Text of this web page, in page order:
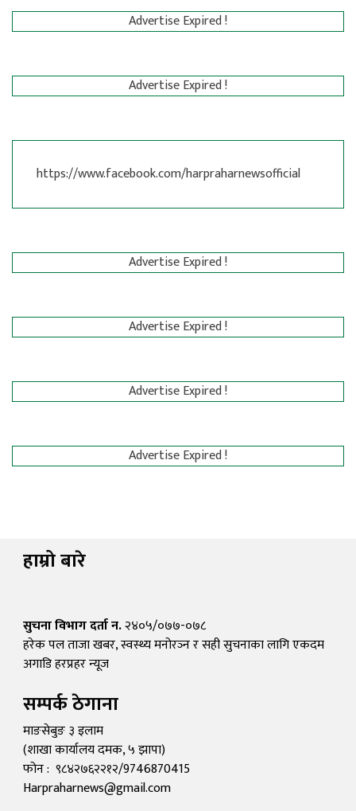
Advertise Expired !
Advertise Expired !
https://www.facebook.com/harpraharnewsofficial
Advertise Expired !
Advertise Expired !
Advertise Expired !
Advertise Expired !
हाम्रो बारे
सुचना विभाग दर्ता न.२४०५/०७७-०७८
हरेक पल ताजा खबर, स्वस्थ्य मनोरञ्न र सही सुचनाका लागि एकदम
अगाडि हरप्रहर न्यूज
सम्पर्क ठेगाना
माङसेबुङ ३ इलाम
(शाखा कार्यालय दमक, ५ झापा)
फोन : ९८४२७६२२१२/9746870415
Harpraharnews@gmail.com